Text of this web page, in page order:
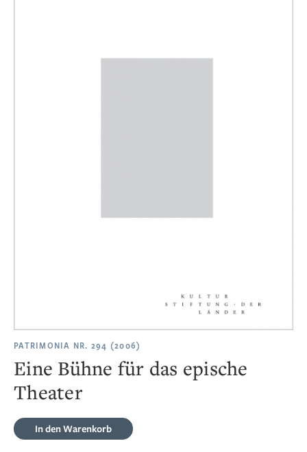
PATRIMONIA NR. 294 (2006)
Eine Bühne für das epische
Theater
In den Warenkorb